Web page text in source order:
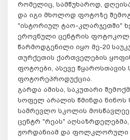
რომელიც, სამწუხაროდ,
და იგი მხოლოდ ფოტოზე
"ისტორიულ ტაო-კლარჯეთში"
ეროვნული ცენტრის
წარმოდგენილი იყო მე-20
თურქეთის ქართველების
ფოტოები, ასევე წყაროსთავის
ფოტორეპროდუქცია.
გარდა ამისა, საკუთარი
სოფელ არალის წმინდა ნინოს
სამრევლო სკოლის
ცენტრ "რეას"
ჟორდანიამ და ფოლკლორული